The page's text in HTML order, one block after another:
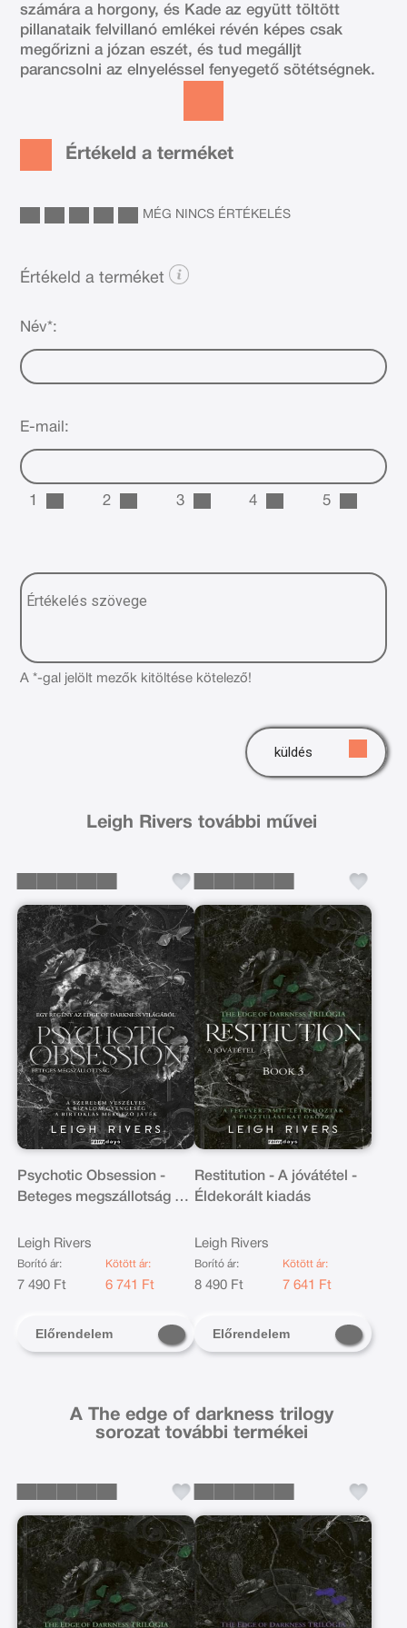
számára a horgony, és Kade az együtt töltött
pillanataik felvillanó emlékei révén képes csak
megőrizni a józan eszét, és tud megálljt
parancsolni az elnyeléssel fenyegető sötétségnek.
Értékeld a terméket
MÉG NINCS ÉRTÉKELÉS
Értékeld a terméket
Név*:
E-mail:
1 2 3 4 5
A *-gal jelölt mezők kitöltése kötelező!
küldés
Leigh Rivers további művei
Psychotic Obsession -
Beteges megszállotság -
Leigh Rivers
Borító ár:
7 490 Ft
Kötött ár:
6 741 Ft
Előrendelem
Restitution - A jóvátétel -
Éldekorált kiadás
Leigh Rivers
Borító ár:
8 490 Ft
Kötött ár:
7 641 Ft
Előrendelem
A The edge of darkness trilogy
sorozat további termékei